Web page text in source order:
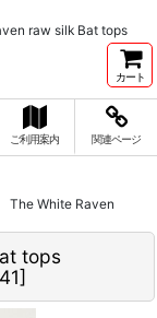
raw silk Bat tops
カート
ご利用案内 関連ページ
The White Raven
tops
]